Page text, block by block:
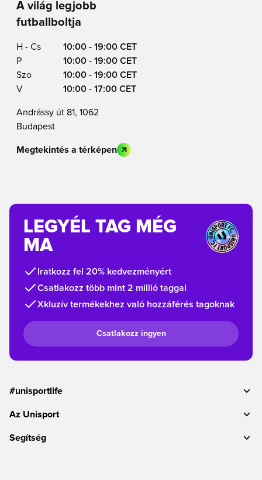
A világ legjobb
futballboltja
H - Cs
10:00 - 19:00 CET
P
10:00 - 19:00 CET
Szo
10:00 - 19:00 CET
V
10:00 - 17:00 CET
Andrássy út 81, 1062
Budapest
Megtekintés a térképen
LEGYÉL TAG MÉG
MA
Iratkozz fel 20% kedvezményért
Csatlakozz több mint 2 millió taggal
Xkluzív termékekhez való hozzáférés tagoknak
Csatlakozz ingyen
#unisportlife
Az Unisport
Segítség